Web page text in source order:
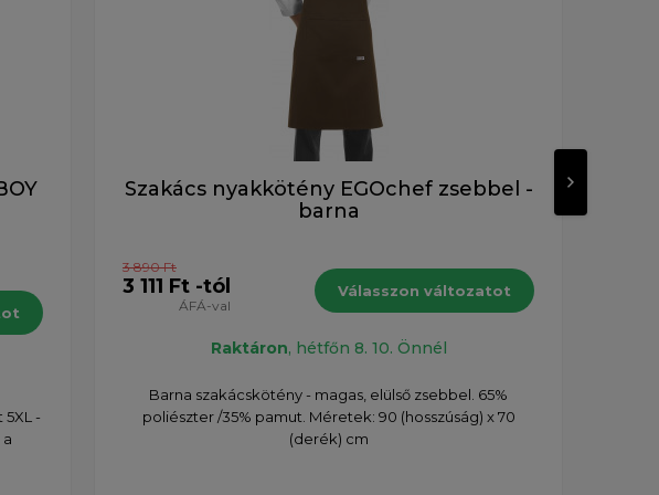
-
Szakács nyakkötény EGOchef zsebbel -
barna
3 890 Ft
3 111 Ft -tól
ÁFÁ-val
Válasszon változatot
Raktáron, hétfőn 8. 10. Önnél
Barna szakácskötény - magas, elülső zsebbel. 65%
poliészter /35% pamut. Méretek: 90 (hosszúság) x 70
(derék) cm